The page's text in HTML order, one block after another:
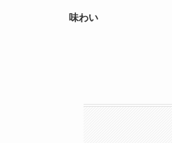
味わい